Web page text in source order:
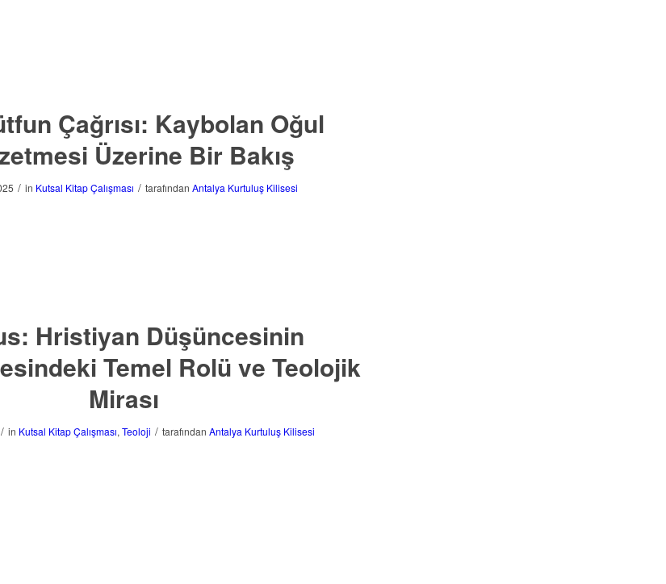
Çağrısı: Kaybolan Oğul
Üzerine Bir Bakış
/ in Kutsal Kitap Çalışması / tarafından Antalya Kurtuluş Kilisesi
Hristiyan Düşüncesinin
Temel Rolü ve Teolojik
Mirası
/ in Kutsal Kitap Çalışması,Teoloji / tarafından Antalya Kurtuluş Kilisesi